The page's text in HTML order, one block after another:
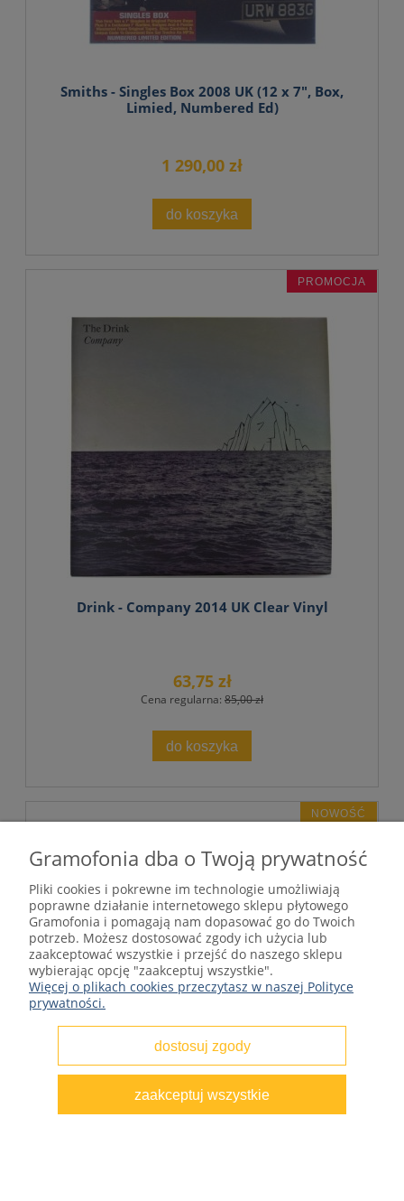
Smiths - Singles Box 2008 UK (12 x 7", Box,
Limied, Numbered Ed)
1 290,00 zł
do koszyka
Drink - Company 2014 UK Clear Vinyl
63,75 zł
Cena regularna: 85,00 zł
do koszyka
PROMOCJA
NOWOŚĆ
Gramofonia dba o Twoją prywatność
Pliki cookies i pokrewne im technologie umożliwiają
poprawne działanie internetowego sklepu płytowego
Gramofonia i pomagają nam dopasować go do Twoich
potrzeb. Możesz dostosować zgody ich użycia lub
zaakceptować wszystkie i przejść do naszego sklepu
wybierając opcję "zaakceptuj wszystkie".
Więcej o plikach cookies przeczytasz w naszej Polityce
prywatności.
dostosuj zgody
zaakceptuj wszystkie